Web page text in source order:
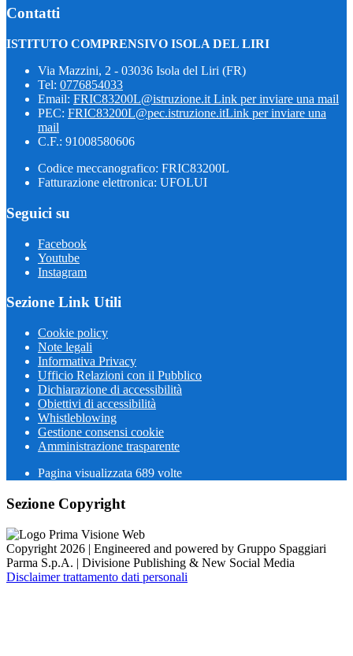
Contatti
ISTITUTO COMPRENSIVO ISOLA DEL LIRI
Via Mazzini, 2 - 03036 Isola del Liri (FR)
Tel: 0776854033
Email: FRIC83200L@istruzione.it Link per inviare una mail
PEC: FRIC83200L@pec.istruzione.itLink per inviare una
mail
C.F.: 91008580606
Codice meccanografico: FRIC83200L
Fatturazione elettronica: UFOLUI
Seguici su
Facebook
Youtube
Instagram
Sezione Link Utili
Cookie policy
Note legali
Informativa Privacy
Ufficio Relazioni con il Pubblico
Dichiarazione di accessibilità
Obiettivi di accessibilità
Whistleblowing
Gestione consensi cookie
Amministrazione trasparente
Pagina visualizzata 689 volte
Sezione Copyright
Copyright 2026 | Engineered and powered by Gruppo Spaggiari
Parma S.p.A. | Divisione Publishing & New Social Media
Disclaimer trattamento dati personali